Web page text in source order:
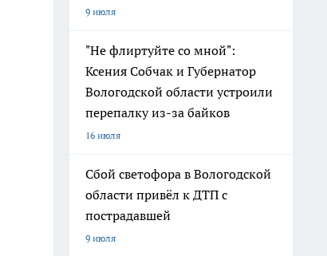
9 июля
"Не флиртуйте со мной":
Ксения Собчак и Губернатор
Вологодской области устроили
перепалку из-за байков
16 июля
Сбой светофора в Вологодской
области привёл к ДТП с
пострадавшей
9 июля